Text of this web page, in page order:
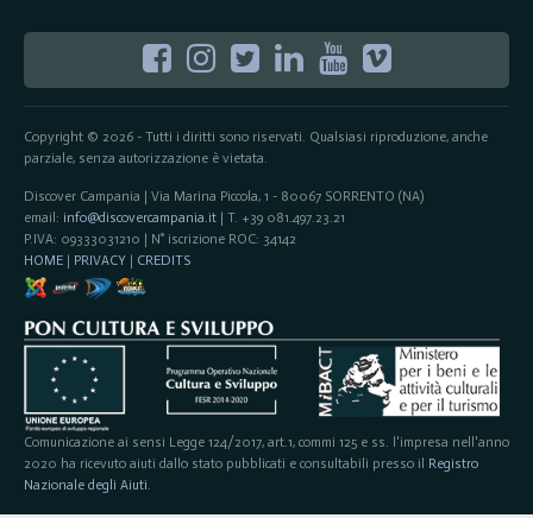
Copyright © 2026 - Tutti i diritti sono riservati. Qualsiasi riproduzione, anche
parziale, senza autorizzazione è vietata.
Discover Campania | Via Marina Piccola, 1 - 80067 SORRENTO (NA)
email: info@discovercampania.it| T. +39 081.497.23.21
P.IVA: 09333031210 | N° iscrizione ROC: 34142
HOME| PRIVACY | CREDITS
Comunicazione ai sensi Legge 124/2017, art.1, commi 125 e ss. l'impresa nell'anno
2020 ha ricevuto aiuti dallo stato pubblicati e consultabili presso il Registro
Nazionale degli Aiuti